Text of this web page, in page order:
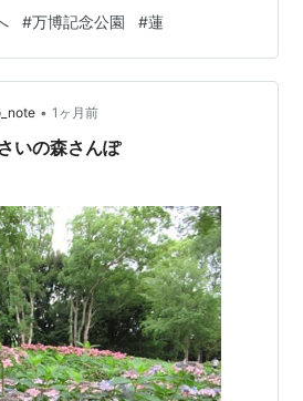
#万博記念公園 #蓮
• 1ヶ月前
いの森さんぽ